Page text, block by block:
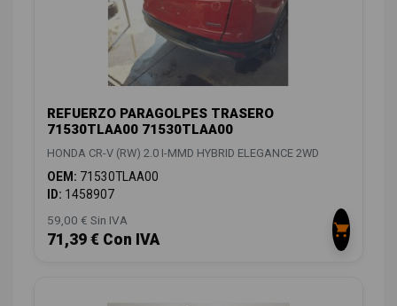
REFUERZO PARAGOLPES TRASERO
71530TLAA00 71530TLAA00
HONDA CR-V (RW) 2.0 I-MMD HYBRID ELEGANCE 2WD
OEM: 71530TLAA00
ID: 1458907
59,00 € Sin IVA
71,39 € Con IVA